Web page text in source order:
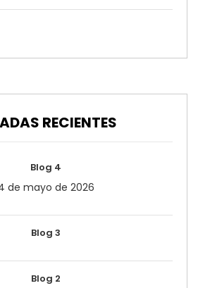
RECIENTES
Blog 4
de mayo de 2026
Blog 3
Blog 2